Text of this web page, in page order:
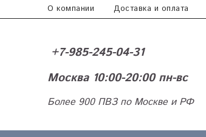
О компании Доставка и оплата
+7-985-245-04-31
Москва 10:00-20:00 пн-вс
Более 900 ПВЗ по Москве и РФ